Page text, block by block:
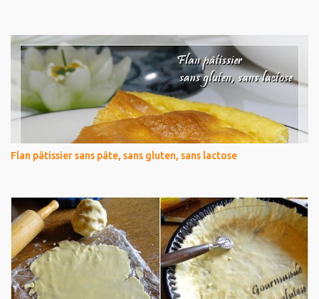
Flan pâtissier sans pâte, sans gluten, sans lactose